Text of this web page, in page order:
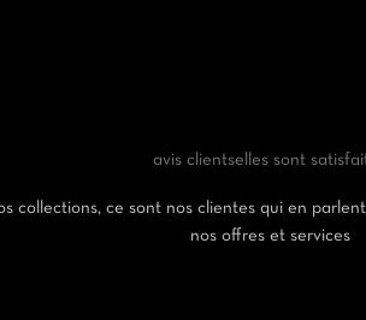
avis clientselles sont
collections, ce sont nos clientes qui en
nos offres et services